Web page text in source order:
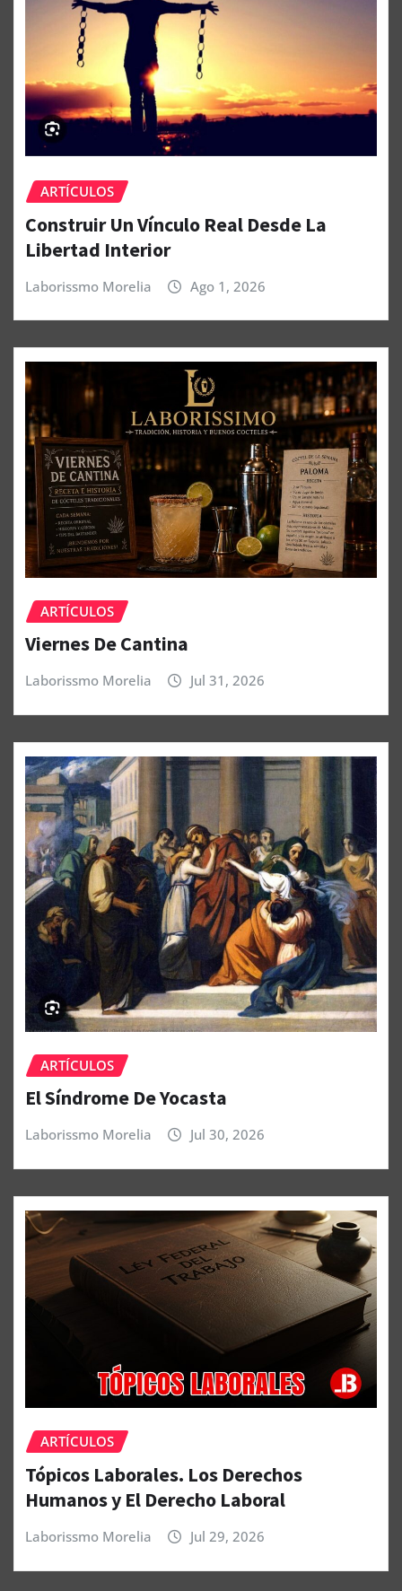
ARTÍCULOS
Construir Un Vínculo Real Desde La
Libertad Interior
Laborissmo Morelia Ago 1, 2026
ARTÍCULOS
Viernes De Cantina
Laborissmo Morelia Jul 31, 2026
ARTÍCULOS
El Síndrome De Yocasta
Laborissmo Morelia Jul 30, 2026
ARTÍCULOS
Tópicos Laborales. Los Derechos
Humanos y El Derecho Laboral
Laborissmo Morelia Jul 29, 2026